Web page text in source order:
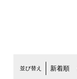
並び替え 新着順